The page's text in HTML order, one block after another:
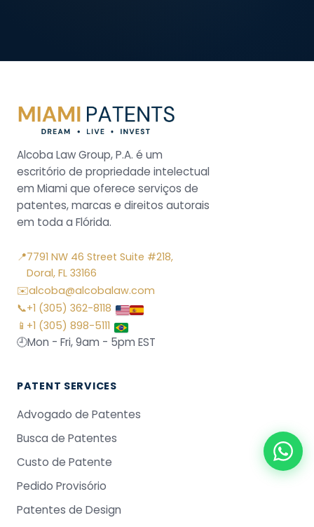
Alcoba Law Group, P.A. é um
escritório de propriedade intelectual
em Miami que oferece serviços de
patentes, marcas e direitos autorais
em toda a Flórida.
📍7791 NW 46 Street Suite #218,
Doral, FL 33166
✉️alcoba@alcobalaw.com
📞+1 (305) 362-8118
📱 +1 (305) 898-5111
🕘Mon - Fri, 9am - 5pm EST
PATENT SERVICES
Advogado de Patentes
Busca de Patentes
Custo de Patente
Pedido Provisório
Patentes de Design